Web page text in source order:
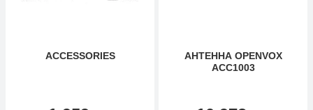
ACCESSORIES
АНТЕННА OPENVOX
ACC1003